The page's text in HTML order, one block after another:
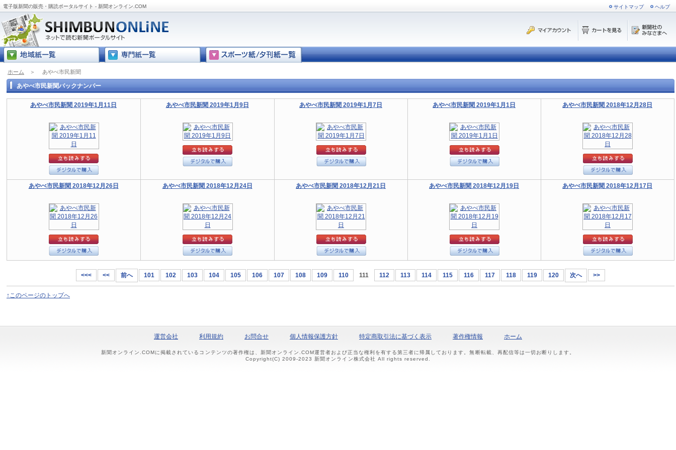
電子版新聞の販売・購読ポータルサイト - 新聞オンライン.COM サイトマップ ヘルプ
ホーム ＞ あやべ市民新聞
あやべ市民新聞バックナンバー
あやべ市民新聞 2019年1月11日 あやべ市民新聞 2019年1月9日 あやべ市民新聞 2019年1月7日 あやべ市民新聞 2019年1月1日 あやべ市民新聞 2018年12月28日
あやべ市民新聞 2018年12月26日 あやべ市民新聞 2018年12月24日 あやべ市民新聞 2018年12月21日 あやべ市民新聞 2018年12月19日 あやべ市民新聞 2018年12月17日
<<< << 前へ 101 102 103 104 105 106 107 108 109 110 111 112 113 114 115 116 117 118 119 120 次へ >>
↑このページのトップへ
運営会社 利用規約 お問合せ 個人情報保護方針 特定商取引法に基づく表示 著作権情報 ホーム
新聞オンライン.COMに掲載されているコンテンツの著作権は、新聞オンライン.COM運営者および正当な権利を有する第三者に帰属しております。無断転載、再配信等は一切お断りします。
Copyright(C) 2009-2023 新聞オンライン株式会社 All rights reserved.